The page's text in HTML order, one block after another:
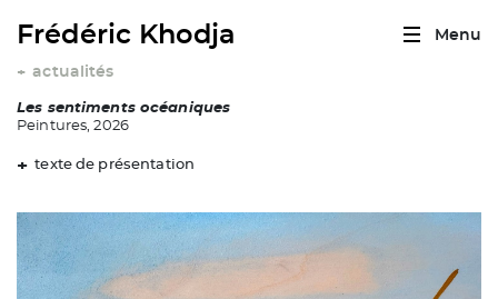
Frédéric Khodja
+ actualités
Menu
Les sentiments océaniques
Peintures, 2026
texte de présentation